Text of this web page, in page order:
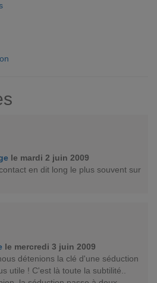
le mardi 2 juin 2009
en dit long le plus souvent sur
le mercredi 3 juin 2009
détenions la clé d'une séduction
utile ! C'est là toute la subtilité..